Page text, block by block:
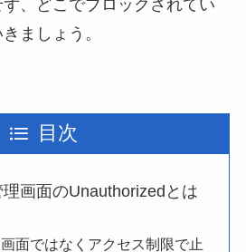
、どこでブロックされてい
ましょう。
目次
画面のUnauthorizedとは
面ではなくアクセス制限で止